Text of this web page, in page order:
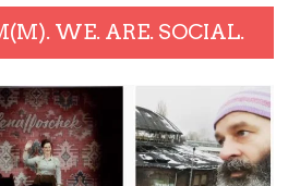
WE. ARE. SOCIAL.